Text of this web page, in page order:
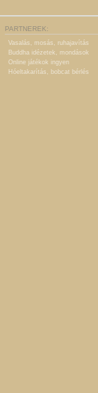
PARTNEREK:
Vasalás, mosás, ruhajavítás
Buddha idézetek, mondások
Online játékok ingyen
Hóeltakarítás, bobcat bérlés